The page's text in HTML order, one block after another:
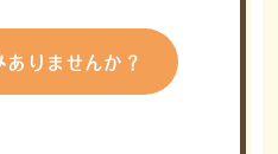
ありませんか？